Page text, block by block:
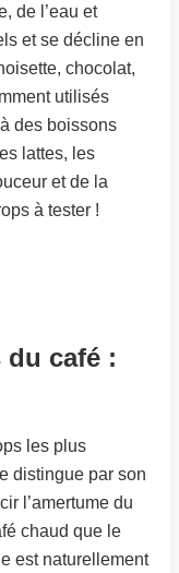
de l’eau et
et se décline en
chocolat,
utilisés
des boissons
lattes, les
et de la
à tester !
café :
les plus
distingue par son
l’amertume du
chaud que le
est naturellement